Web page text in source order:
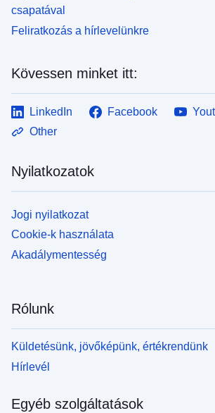
csapatával
Feliratkozás a hírlevelünkre
Kövessen minket itt:
LinkedIn Facebook
Other
Nyilatkozatok
Jogi nyilatkozat
Cookie-k használata
Akadálymentesség
Rólunk
Küldetésünk, jövőképünk, értékrendünk
Hírlevél
Egyéb szolgáltatások